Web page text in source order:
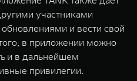
участниками
и вести свой
в приложении можно
и в дальнейшем
привилегии.